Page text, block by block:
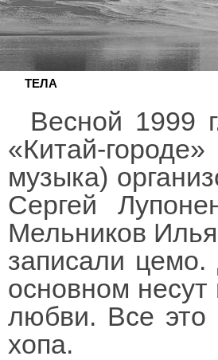
ТЕЛА
Весной 1999
«Китай-
музыка)
Сергей
Мельников
записали
основном
любви. Все это
хопа.